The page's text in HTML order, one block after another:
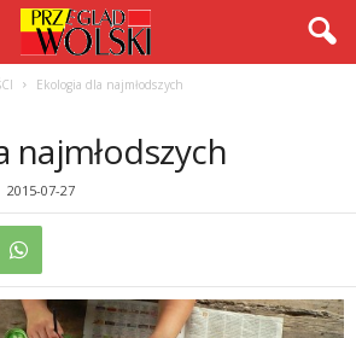
Ekologia dla najmłodszych
najmłodszych
2015-07-27